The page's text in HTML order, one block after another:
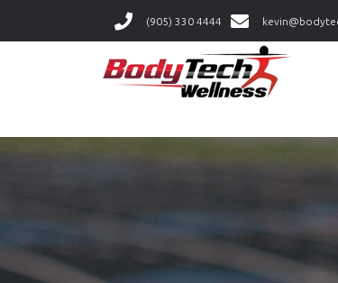
(905) 330 4444